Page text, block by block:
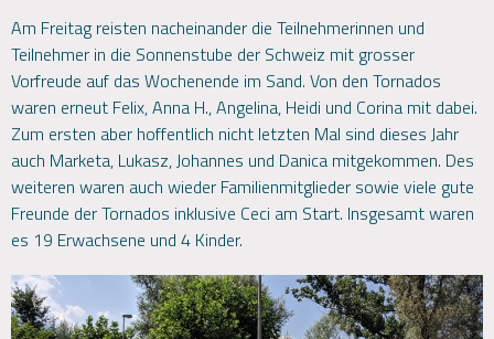
Am Freitag reisten nacheinander die Teilnehmerinnen und
Teilnehmer in die Sonnenstube der Schweiz mit grosser
Vorfreude auf das Wochenende im Sand. Von den Tornados
waren erneut Felix, Anna H., Angelina, Heidi und Corina mit dabei.
Zum ersten aber hoffentlich nicht letzten Mal sind dieses Jahr
auch Marketa, Lukasz, Johannes und Danica mitgekommen. Des
weiteren waren auch wieder Familienmitglieder sowie viele gute
Freunde der Tornados inklusive Ceci am Start. Insgesamt waren
es 19 Erwachsene und 4 Kinder.